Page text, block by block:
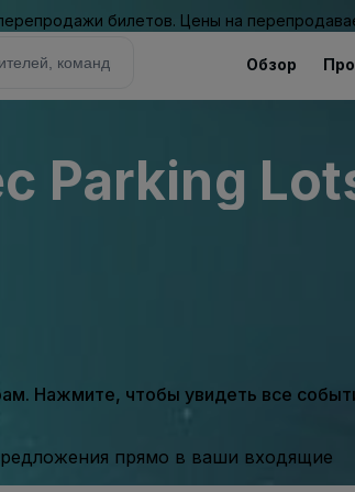
билетов. Цены на
Обзор
Parking
Нажмите, чтобы увидеть все
прямо в ваши входящие